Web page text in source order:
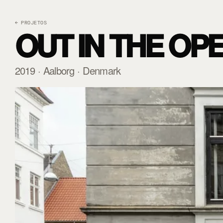
← PROJETOS
OUT IN THE
2019 · Aalborg · Denmark